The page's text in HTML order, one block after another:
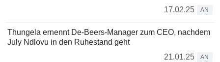
17.02.25
AN
Thungela ernennt De-Beers-Manager zum CEO, nachdem
July Ndlovu in den Ruhestand geht
21.01.25
AN